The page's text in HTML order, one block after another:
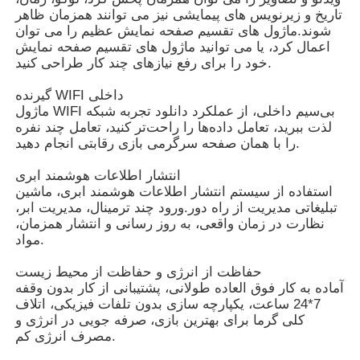
تاریخ و زیرنویس های پیمایشی نیز می توانند همزمان ظاهر
شوند.ماژول های تقسیم صفحه نمایش عظیم را می توان
اعمال کرد، یا می توانید ماژول های تقسیم صفحه نمایش
خود را برای رفع نیازهای چند کار طراحی کنید.
گیرنده WIFI داخلی
ماژول WIFI بی‌سیم داخلی، از عملکرد دانلود تجربه شبکه
لذت ببرید، تعامل داده‌ها را راحت‌تر کنید، تعامل چند نفره
را با همان صفحه سرگرمی بازی رقابتی انجام دهید.
انتشار اطلاعات هوشمند ابری
استفاده از سیستم انتشار اطلاعات هوشمند ابری، ماشین
تبلیغاتی مدیریت از راه دور.ورود چند ترمینال، مدیریت ابر،
نظارت در زمان واقعی، به روز رسانی و انتشار همزمان،
مواد.
حفاظت از انرژی و حفاظت از محیط زیست
آماده به کار فوق العاده طولانی، پشتیبانی از کار بدون وقفه
7*24 ساعت، یکپارچه سازی بدون تلفات فیزیکی، اتلاف
کلی گرما برای بهترین بازی، صرفه جویی در انرژی و
مصرف انرژی کم.